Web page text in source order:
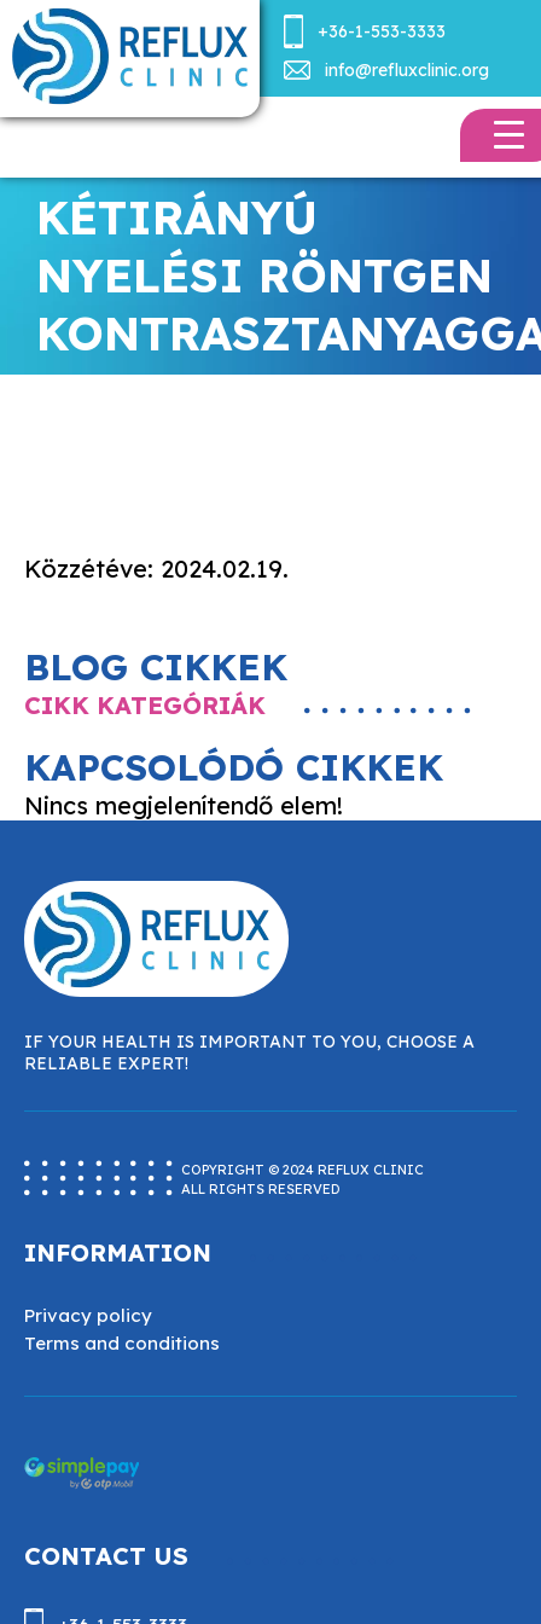
+36-1-553-3333
info@refluxclinic.org
KÉTIRÁNYÚ
NYELÉSI RÖNTGEN
Közzétéve: 2024.02.19.
BLOG CIKKEK
CIKK KATEGÓRIÁK
KAPCSOLÓDÓ CIKKEK
Nincs megjelenítendő elem!
IF YOUR HEALTH IS IMPORTANT TO YOU, CHOOSE A
RELIABLE EXPERT!
COPYRIGHT © 2024 REFLUX CLINIC
ALL RIGHTS RESERVED
INFORMATION
Privacy policy
Terms and conditions
CONTACT US